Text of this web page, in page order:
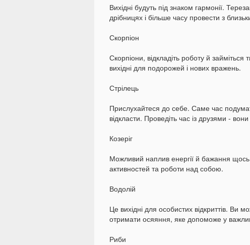
Вихідні будуть під знаком гармонії.
дрібницях і більше часу провести з
Скорпіон
Скорпіони, відкладіть роботу й
вихідні для подорожей і нових вражень.
Стрілець
Прислухайтеся до себе. Саме час
відкласти. Проведіть час із друзями -
Козеріг
Можливий наплив енергії й бажання щось
активностей та роботи над собою.
Водолій
Це вихідні для особистих відкриттів. Ви
отримати осяяння, яке допоможе у
Риби